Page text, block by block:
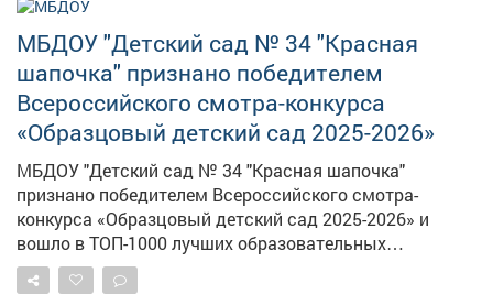
стратегическое партнерство помогает всем стать
сильнее - и системе образования, и бизнесу, и региону
в целом. Задействуем и возможности бюджетного
финансирования, нацпроектов. Так, в КузГТУ
отремонтируем общежитие №5 и пятый учебный
корпус. В КемГМУ по нацпроекту «Молодежь и дети»
обновляем общежитие. В КемГУ уже обновили
общежитие №7.
МБДОУ "Детский сад № 34 "Красная
шапочка" признано победителем
Всероссийского смотра-конкурса
«Образцовый детский сад 2025-2026»
МБДОУ "Детский сад № 34 "Красная шапочка"
признано победителем Всероссийского смотра-
конкурса «Образцовый детский сад 2025-2026» и
вошло в ТОП-1000 лучших образовательных
организаций для детей дошкольного возраста в
России. В выставочных мероприятиях смотра-